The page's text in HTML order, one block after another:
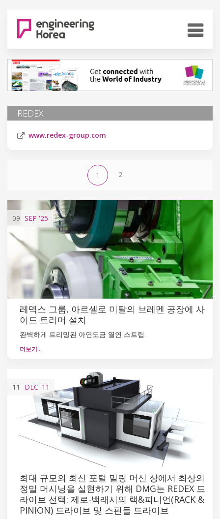
REDEX
www.redex-group.com
1 2
09 SEP '25
레덱스 그룹, 아르셀로 미탈의 브레멘 공장에 사
이드 트리머 설치
완벽하게 트리밍된 아연도금 열연 스트립.
더보기…
11 DEC '11
최대 규모의 최신 포털 밀링 머신 상에서 최상의
정밀 머시닝을 실현하기 위해 DMG는 REDEX 드
라이브 선택: 제로-백래시의 랙&피니언(RACK &
PINION) 드라이브 및 스핀들 드라이브